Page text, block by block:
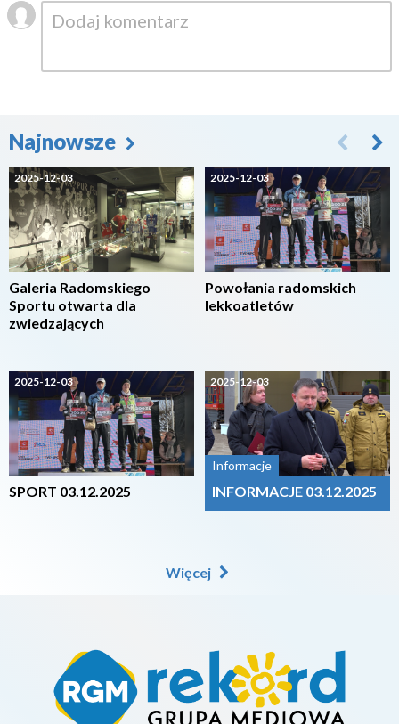
Najnowsze
2025-12-03
Galeria Radomskiego
Sportu otwarta dla
zwiedzających
2025-12-03
SPORT 03.12.2025
2025-12-03
Powołania radomskich
lekkoatletów
2025-12-03
Informacje
INFORMACJE 03.12.2025
Więcej